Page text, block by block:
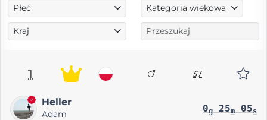
Płeć Kategoria wiekowa
Kraj
1 37
Heller
Adam 0g25m05s